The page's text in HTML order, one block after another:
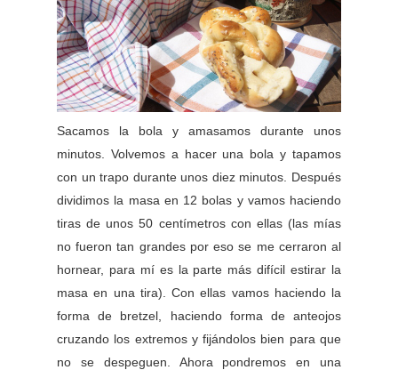
Sacamos la bola y amasamos durante unos
minutos. Volvemos a hacer una bola y tapamos
con un trapo durante unos diez minutos. Después
dividimos la masa en 12 bolas y vamos haciendo
tiras de unos 50 centímetros con ellas (las mías
no fueron tan grandes por eso se me cerraron al
hornear, para mí es la parte más difícil estirar la
masa en una tira). Con ellas vamos haciendo la
forma de bretzel, haciendo forma de anteojos
cruzando los extremos y fijándolos bien para que
no se despeguen. Ahora pondremos en una